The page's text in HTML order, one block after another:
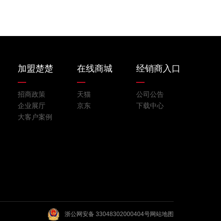
加盟楚楚
招商政策
企业展厅
大客户案例
在线商城
天猫
京东
经销商入口
公司公告
下载中心
浙公网安备 33048302000404号网站地图